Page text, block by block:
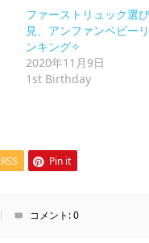
ファーストリュック選
見、アンファンベビー
ンキング✧
2020年11月9日
1st Birthday
RSS Pin it
コメント:0